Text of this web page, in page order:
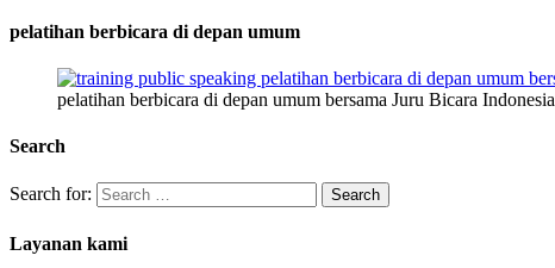
pelatihan berbicara di depan umum
pelatihan berbicara di depan umum bersama Juru Bicara Indonesia
Search
Search for:
Layanan kami